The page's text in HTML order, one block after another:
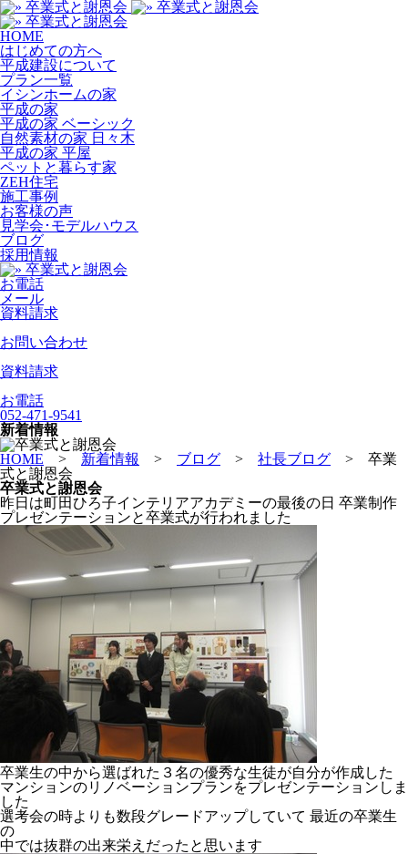
HOME
はじめての方へ
平成建設について
プラン一覧
イシンホームの家
平成の家
平成の家 ベーシック
自然素材の家 日々木
平成の家 平屋
ペットと暮らす家
ZEH住宅
施工事例
お客様の声
見学会･モデルハウス
ブログ
採用情報
お電話
メール
資料請求
お問い合わせ
資料請求
お電話
052-471-9541
新着情報
HOME > 新着情報 > ブログ > 社長ブログ > 卒業
式と謝恩会
卒業式と謝恩会
昨日は町田ひろ子インテリアアカデミーの最後の日 卒業制作
プレゼンテーションと卒業式が行われました
卒業生の中から選ばれた３名の優秀な生徒が自分が作成した
マンションのリノベーションプランをプレゼンテーションしま
した
選考会の時よりも数段グレードアップしていて 最近の卒業生
の
中では抜群の出来栄えだったと思います